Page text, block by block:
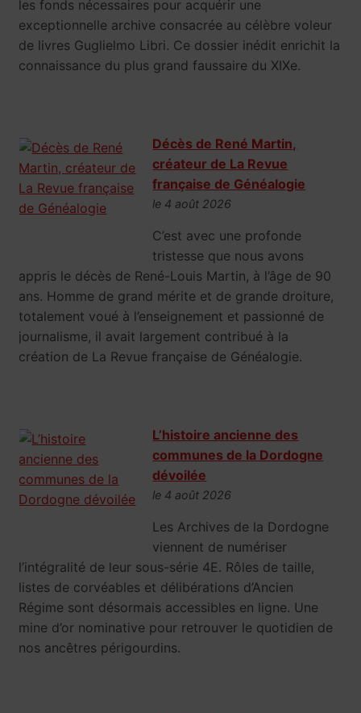
les fonds nécessaires pour acquérir une
exceptionnelle archive consacrée au célèbre voleur
de livres Guglielmo Libri. Ce dossier inédit enrichit la
connaissance du plus grand faussaire du XIXe.
Décès de René Martin,
créateur de La Revue
française de Généalogie
le 4 août 2026
C’est avec une profonde
tristesse que nous avons
appris le décès de René-Louis Martin, à l’âge de 90
ans. Homme de grand mérite et de grande droiture,
totalement voué à l’enseignement et passionné de
journalisme, il avait largement contribué à la
création de La Revue française de Généalogie.
L’histoire ancienne des
communes de la Dordogne
dévoilée
le 4 août 2026
Les Archives de la Dordogne
viennent de numériser
l’intégralité de leur sous-série 4E. Rôles de taille,
listes de corvéables et délibérations d’Ancien
Régime sont désormais accessibles en ligne. Une
mine d’or nominative pour retrouver le quotidien de
nos ancêtres périgourdins.